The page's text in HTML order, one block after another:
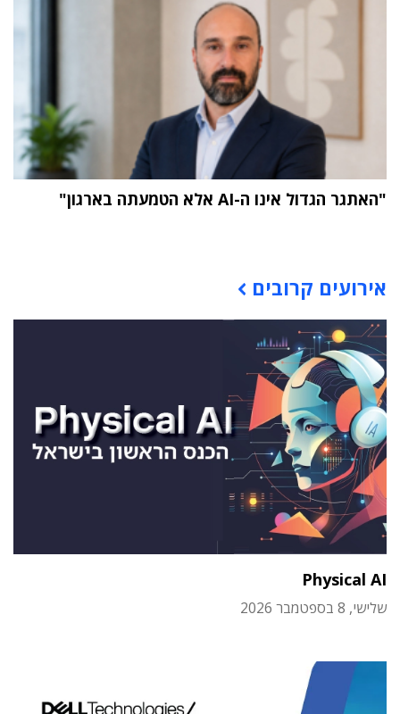
"האתגר הגדול אינו ה-AI אלא הטמעתה בארגון"
אירועים קרובים
Physical AI
שלישי, 8 בספטמבר 2026